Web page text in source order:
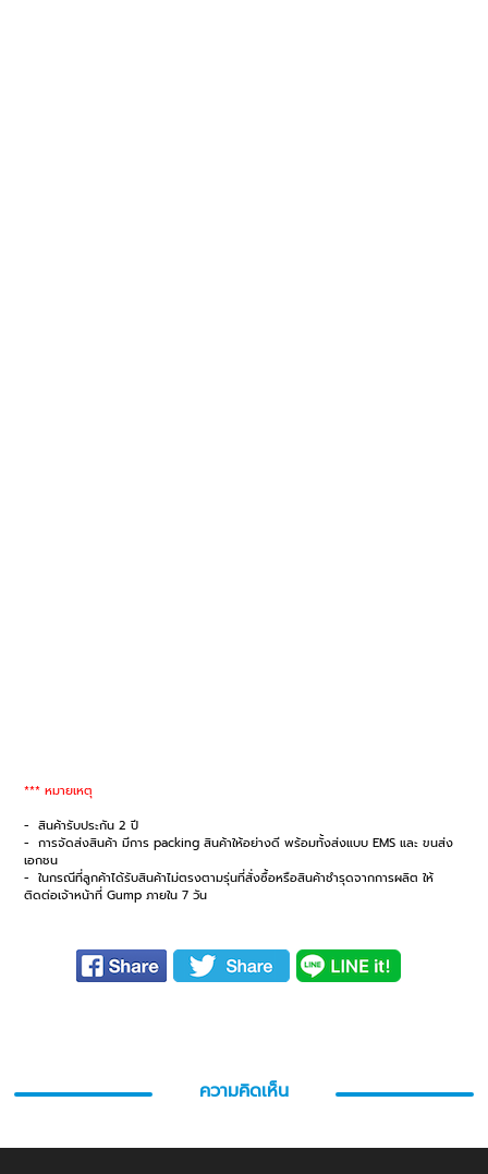
*** หมายเหตุ
- สินค้ารับประกัน 2 ปี
- การจัดส่งสินค้า มีการ packing สินค้าให้อย่างดี พร้อมทั้งส่งแบบ EMS และ ขนส่ง
เอกชน
- ในกรณีที่ลูกค้าได้รับสินค้าไม่ตรงตามรุ่นที่สั่งซื้อหรือสินค้าชำรุดจากการผลิต ให้
ติดต่อเจ้าหน้าที่ Gump ภายใน 7 วัน
ความคิดเห็น